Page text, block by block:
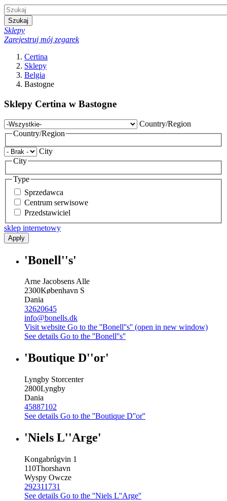
Szukaj
Sklepy
Zarejestruj mój zegarek
Certina
Sklepy
Belgia
Bastogne
Sklepy Certina w Bastogne
Country/Region
Country/Region
City
City
Type
Sprzedawca
Centrum serwisowe
Przedstawiciel
sklep internetowy
Apply
'Bonell''s'
Arne Jacobsens Alle
2300København S
Dania
32620645
info@bonells.dk
Visit website Go to the ''Bonell''s'' (open in new window)
See details Go to the ''Bonell''s''
'Boutique D''or'
Lyngby Storcenter
2800Lyngby
Dania
45887102
See details Go to the ''Boutique D''or''
'Niels L''Arge'
Kongabrúgvin 1
110Thorshavn
Wyspy Owcze
292311731
See details Go to the ''Niels L''Arge''